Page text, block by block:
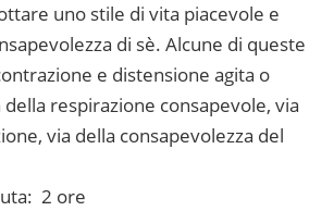
uno stile di vita piacevole e
di sè. Alcune di queste
e distensione agita o
respirazione consapevole, via
via della consapevolezza del
2 ore